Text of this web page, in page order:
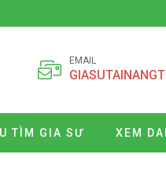
EMAIL
TÌM GIA SƯ XEM